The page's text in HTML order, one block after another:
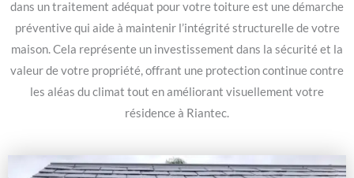
dans un traitement adéquat pour votre toiture est une démarche
préventive qui aide à maintenir l’intégrité structurelle de votre
maison. Cela représente un investissement dans la sécurité et la
valeur de votre propriété, offrant une protection continue contre
les aléas du climat tout en améliorant visuellement votre
résidence à Riantec.